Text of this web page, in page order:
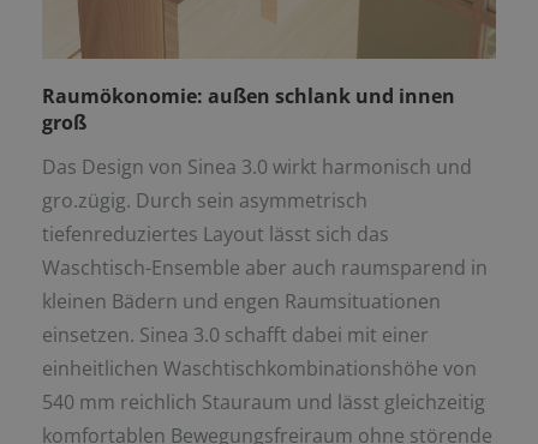
Raumökonomie: außen schlank und innen
groß
Das Design von Sinea 3.0 wirkt harmonisch und
gro.zügig. Durch sein asymmetrisch
tiefenreduziertes Layout lässt sich das
Waschtisch-Ensemble aber auch raumsparend in
kleinen Bädern und engen Raumsituationen
einsetzen. Sinea 3.0 schafft dabei mit einer
einheitlichen Waschtischkombinationshöhe von
540 mm reichlich Stauraum und lässt gleichzeitig
komfortablen Bewegungsfreiraum ohne störende